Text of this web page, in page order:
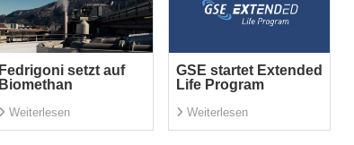
Fedrigoni setzt auf
Biomethan
Weiterlesen
GSE startet Extended
Life Program
Weiterlesen